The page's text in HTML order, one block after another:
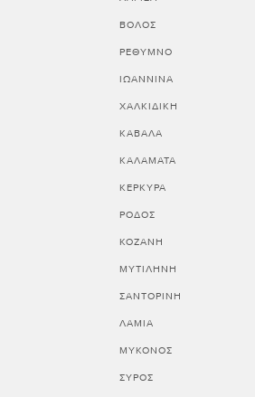
ΒΟΛΟΣ
ΡΕΘΥΜΝΟ
ΙΩΑΝΝΙΝΑ
ΧΑΛΚΙΔΙΚΗ
ΚΑΒΑΛΑ
ΚΑΛΑΜΑΤΑ
ΚΕΡΚΥΡΑ
ΡΟΔΟΣ
ΚΟΖΑΝΗ
ΜΥΤΙΛΗΝΗ
ΣΑΝΤΟΡΙΝΗ
ΛΑΜΙΑ
ΜΥΚΟΝΟΣ
ΣΥΡΟΣ